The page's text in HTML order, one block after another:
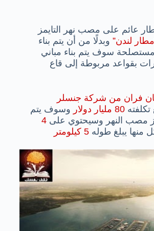
عائم على مصب نهر التايمز
لندن” وبدلًا من أن يتم بناء
سوف يتم بناء مباني
بقواعد مربوطة إلى قاع
فران من شركة جنسلر
80 مليار دولار
وسوف يتم
مصب النهر وسيحتوي على 4
منها يبلغ طوله